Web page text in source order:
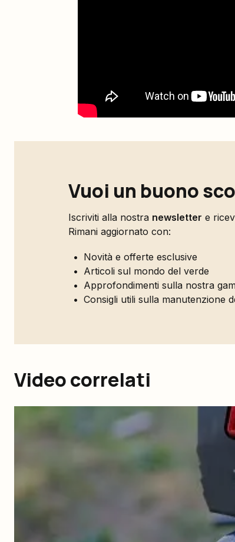
Vuoi un buono
Iscriviti alla nostra newsletter e
Rimani aggiornato con:
Novità e offerte esclusive
Articoli sul mondo del verde
Approfondimenti sulla nostra
Consigli utili sulla manutenzione
Video correlati